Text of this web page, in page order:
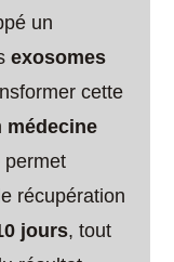
un
exosomes
cette
médecine
permet
récupération
jours, tout